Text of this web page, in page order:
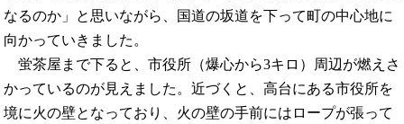
なるのか」と思いながら、国道の坂道を下って町の中心地に
向かっていきました。
蛍茶屋まで下ると、市役所（爆心から3キロ）周辺が燃えさ
かっているのが見えました。近づくと、高台にある市役所を
境に火の壁となっており、火の壁の手前にはロープが張って